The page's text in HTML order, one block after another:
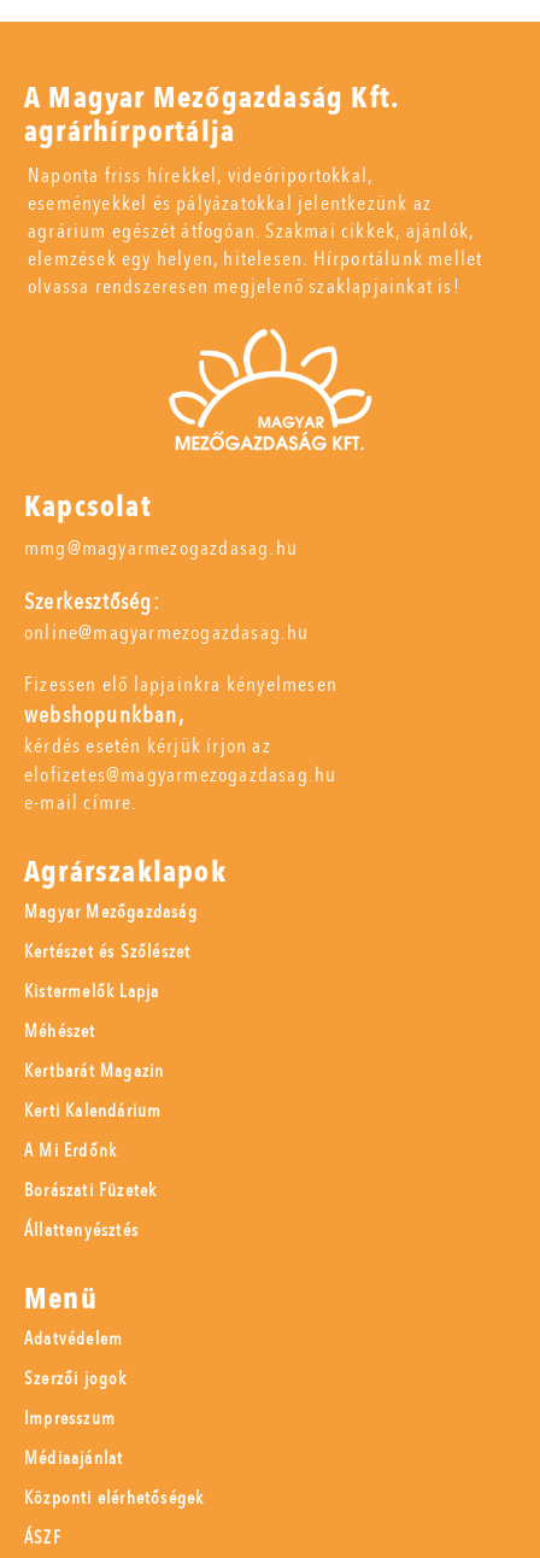
A Magyar Mezőgazdaság Kft.
agrárhírportálja
Naponta friss hírekkel, videóriportokkal,
eseményekkel és pályázatokkal jelentkezünk az
agrárium egészét átfogóan. Szakmai cikkek, ajánlók,
elemzések egy helyen, hitelesen. Hírportálunk mellet
olvassa rendszeresen megjelenő szaklapjainkat is!
Kapcsolat
mmg@magyarmezogazdasag.hu
Szerkesztőség:
online@magyarmezogazdasag.hu
Fizessen elő lapjainkra kényelmesen
webshopunkban,
kérdés esetén kérjük írjon az
elofizetes@magyarmezogazdasag.hu
e-mail címre.
Agrárszaklapok
Magyar Mezőgazdaság
Kertészet és Szőlészet
Kistermelők Lapja
Méhészet
Kertbarát Magazin
Kerti Kalendárium
A Mi Erdőnk
Borászati Füzetek
Állattenyésztés
Menü
Adatvédelem
Szerzői jogok
Impresszum
Médiaajánlat
Központi elérhetőségek
ÁSZF